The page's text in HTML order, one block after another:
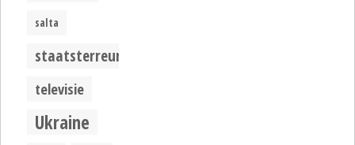
salta
staatsterreur
televisie
Ukraine